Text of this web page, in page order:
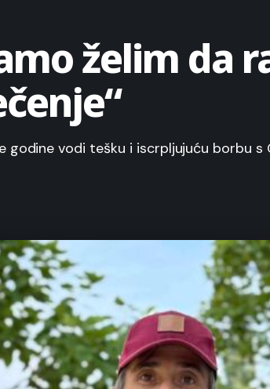
želim da
godine vodi tešku i iscrpljujuću borbu